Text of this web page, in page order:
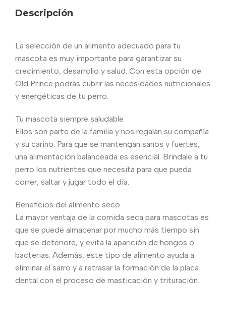
Descripción
La selección de un alimento adecuado para tu
mascota es muy importante para garantizar su
crecimiento, desarrollo y salud. Con esta opción de
Old Prince podrás cubrir las necesidades nutricionales
y energéticas de tu perro.
Tu mascota siempre saludable
Ellos son parte de la familia y nos regalan su compañía
y su cariño. Para que se mantengan sanos y fuertes,
una alimentación balanceada es esencial. Brindale a tu
perro los nutrientes que necesita para que pueda
correr, saltar y jugar todo el día.
Beneficios del alimento seco
La mayor ventaja de la comida seca para mascotas es
que se puede almacenar por mucho más tiempo sin
que se deteriore, y evita la aparición de hongos o
bacterias. Además, este tipo de alimento ayuda a
eliminar el sarro y a retrasar la formación de la placa
dental con el proceso de masticación y trituración.